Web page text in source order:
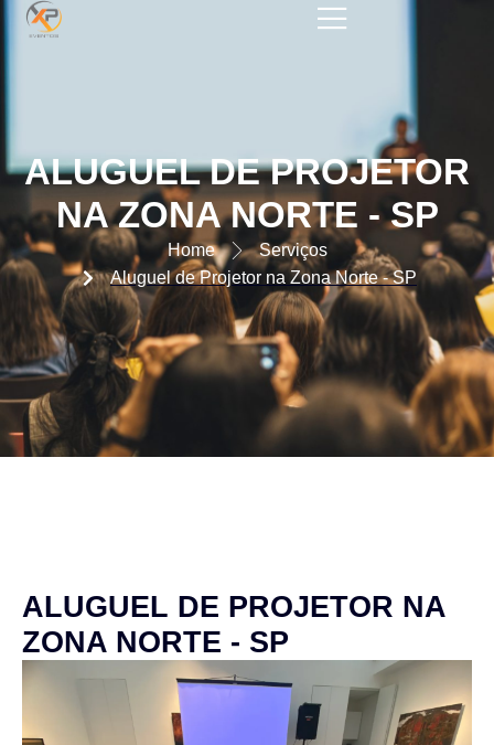
ALUGUEL DE PROJETOR
NA ZONA NORTE - SP
Home
Serviços
Aluguel de Projetor na Zona Norte - SP
ALUGUEL DE PROJETOR NA
ZONA NORTE - SP